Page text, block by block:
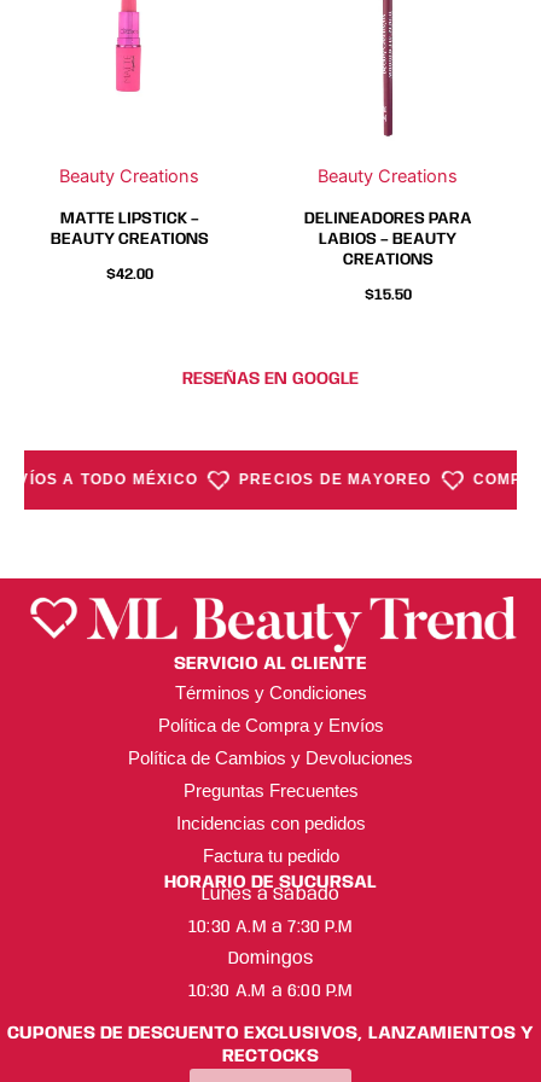
Beauty Creations
tiene
múltiples
variantes.
Las
pueden
elegir
en
la
MATTE LIPSTICK –
BEAUTY CREATIONS
$42.00
pueden
elegir
en
la
Beauty Creations
múltiples
variantes.
pueden
elegir
en
la
página
DELINEADORES PARA
LABIOS – BEAUTY
CREATIONS
$15.50
pueden
elegir
en
la
página
RESEÑAS EN GOOGLE
A TODO MÉXICO PRECIOS DE MAYOREO
SERVICIO AL CLIENTE
Términos y Condiciones
Política de Compra y Envíos
Política de Cambios y Devoluciones
Preguntas Frecuentes
Incidencias con pedidos
Factura tu pedido
HORARIO DE SUCURSAL
Lunes a Sábado
10:30 A.M a 7:30 P.M
Domingos
10:30 A.M a 6:00 P.M
CUPONES DE DESCUENTO EXCLUSIVOS, LANZAMIENTOS Y
RECTOCKS